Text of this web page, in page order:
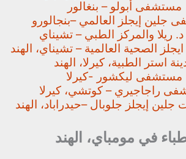
مستشفى أبولو – بنغالور
جلين إيجلز العالمي –بنجالورو
ريلا والمركز الطبي – تشيناي
الصحية العالمية – تشيناي، الهند
استر الطبية، كيرلا، الهند
مستشفى ليكشور -كيرلا
راجاجيري – كوتشي، كيرلا
إيجلز جلوبال –حيدراباد، الهند
في مومباي، الهند